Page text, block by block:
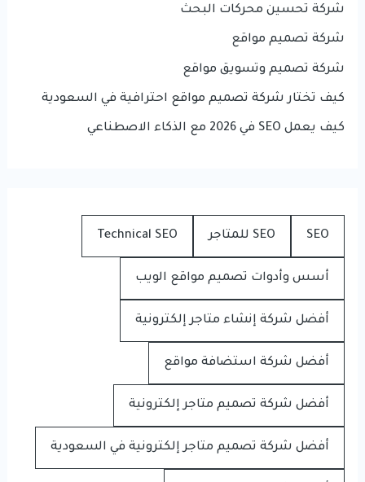
شركة تحسين محركات البحث
شركة تصميم مواقع
شركة تصميم وتسويق مواقع
كيف تختار شركة تصميم مواقع احترافية في السعودية
كيف يعمل SEO في 2026 مع الذكاء الاصطناعي
SEO SEO للمتاجر Technical SEO
أسس وأدوات تصميم مواقع الويب
أفضل شركة إنشاء متاجر إلكترونية
أفضل شركة استضافة مواقع
أفضل شركة تصميم متاجر إلكترونية
أفضل شركة تصميم متاجر إلكترونية في السعودية